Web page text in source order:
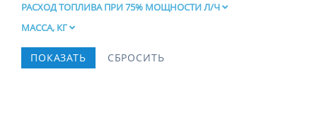
РАСХОД ТОПЛИВА ПРИ 75% МОЩНОСТИ Л/Ч
МАССА, КГ